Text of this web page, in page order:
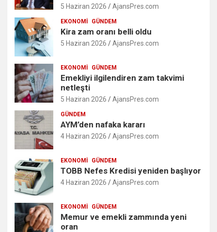
5 Haziran 2026 AjansPres.com
EKONOMI GÜNDEM
Kira zam oranı belli oldu
5 Haziran 2026 AjansPres.com
EKONOMI GÜNDEM
Emekliyi ilgilendiren zam takvimi
netleşti
5 Haziran 2026 AjansPres.com
GÜNDEM
AYM’den nafaka kararı
4 Haziran 2026 AjansPres.com
EKONOMI GÜNDEM
TOBB Nefes Kredisi yeniden başlıyor
4 Haziran 2026 AjansPres.com
EKONOMI GÜNDEM
Memur ve emekli zammında yeni
oran